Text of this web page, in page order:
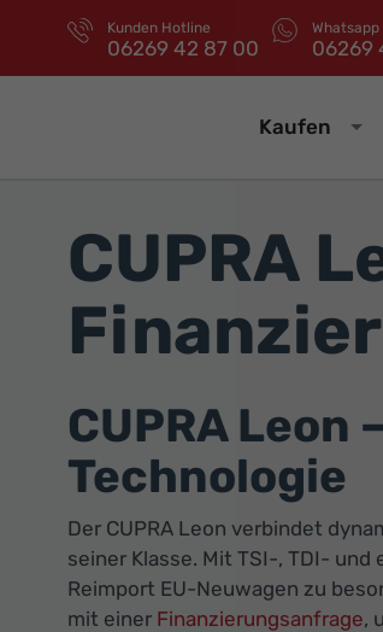
Kunden Hotline
06269 42 87 00
Whatsapp
06269
Kaufen
CUPRA
CUPRA
Technologie
Der CUPRA Leon verbindet
seiner Klasse. Mit TSI-, TDI-
Reimport EU-Neuwagen zu
mit einer Finanzierungsanfrage,